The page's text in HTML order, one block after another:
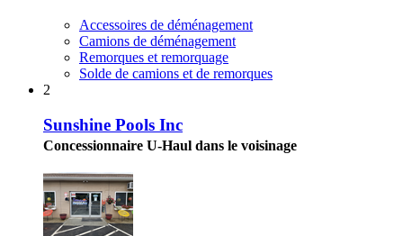
Accessoires de déménagement
Camions de déménagement
Remorques et remorquage
Solde de camions et de remorques
2
Sunshine Pools Inc
Concessionnaire U-Haul dans le voisinage